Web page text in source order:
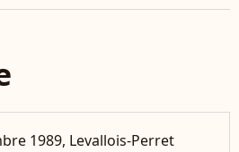
1989, Levallois-Perret